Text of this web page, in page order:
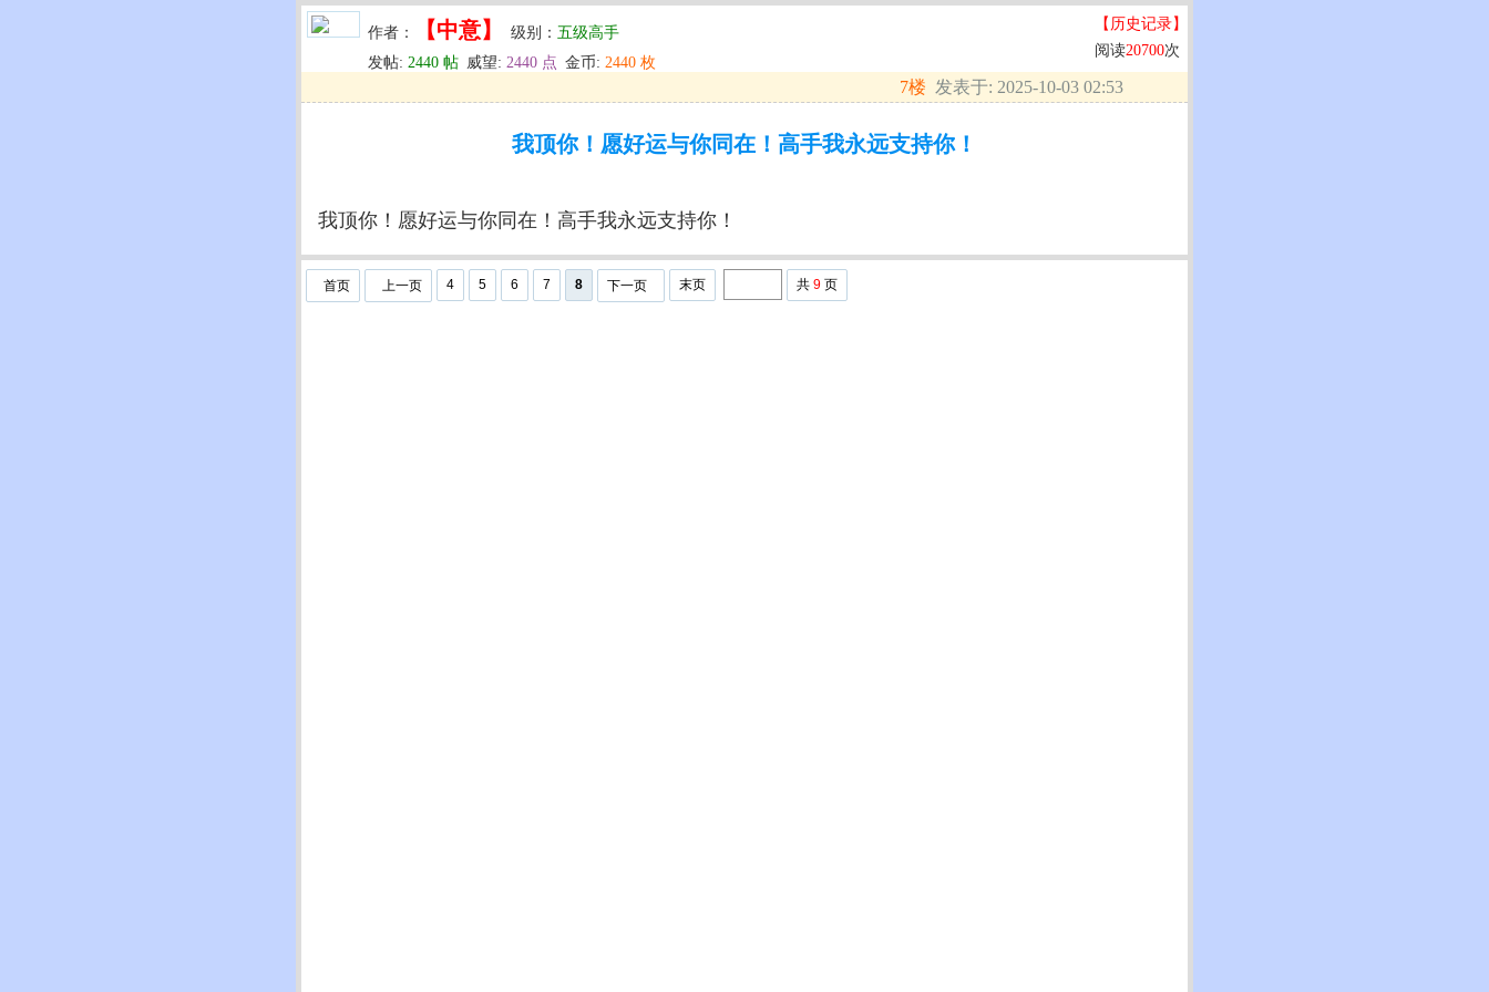
作者： 【中意】 级别： 五级高手
发帖: 2440 帖 威望: 2440 点 金币: 2440 枚
【历史记录】
阅读20700次
7楼 发表于: 2025-10-03 02:53
我顶你！愿好运与你同在！高手我永远支持你！
我顶你！愿好运与你同在！高手我永远支持你！
首页 上一页 4 5 6 7 8 下一页 末页 共 9 页